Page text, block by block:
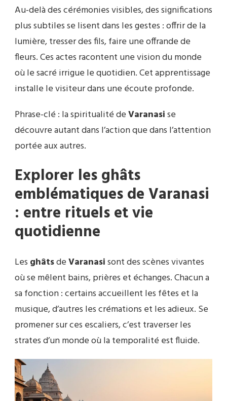
Au-delà des cérémonies visibles, des significations
plus subtiles se lisent dans les gestes : offrir de la
lumière, tresser des fils, faire une offrande de
fleurs. Ces actes racontent une vision du monde
où le sacré irrigue le quotidien. Cet apprentissage
installe le visiteur dans une écoute profonde.
Phrase-clé : la spiritualité deVaranasise
découvre autant dans l’action que dans l’attention
portée aux autres.
Explorer les ghâts
emblématiques de Varanasi
: entre rituels et vie
quotidienne
Les ghâtsdeVaranasisont des scènes vivantes
où se mêlent bains, prières et échanges. Chacun a
sa fonction : certains accueillent les fêtes et la
musique, d’autres les crémations et les adieux. Se
promener sur ces escaliers, c’est traverser les
strates d’un monde où la temporalité est fluide.